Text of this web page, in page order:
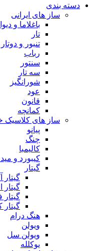
دسته بندی
ساز های ایرانی
باغلاما و
تار
تنبور و دوتار
رباب
سنتور
سه تار
شورانگیز
عود
قانون
کمانچه
ساز های کلاسیک
پیانو
چنگ
کالیمبا
کیبورد و
گیتار
گیتار
گیتار
گیتار
گیتار
هنگ درام
ویولن
ویولن سل
یوکلله